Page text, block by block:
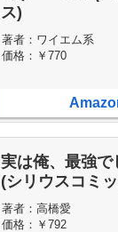
ス)
著者： ワイエム系
価格： ￥770
実は俺、最強で
(シリウスコミ
著者： 高橋愛
価格： ￥792